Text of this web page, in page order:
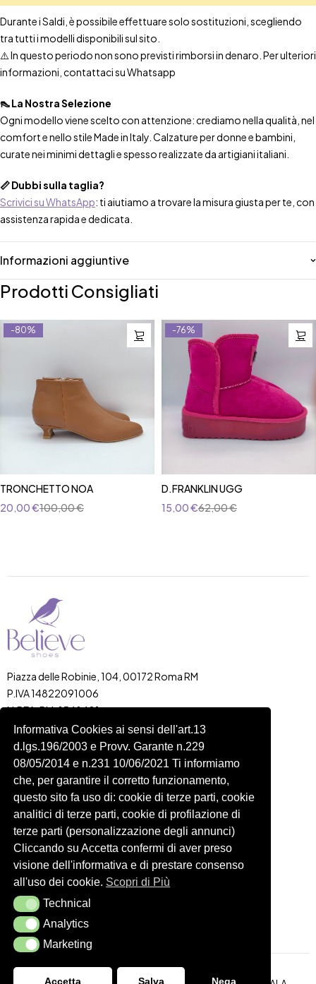
Informativa Cookies ai sensi dell'art.13
d.lgs.196/2003 e Provv. Garante n.229
08/05/2014 e n.231 10/06/2021 Ti informiamo
che, per garantire il corretto funzionamento,
questo sito fa uso di: cookie di terze parti, cookie
analitici di terze parti, cookie di profilazione di
terze parti (personalizzazione degli annunci)
Cliccando su Accetta confermi di aver preso
visione dell'informativa e di prestare consenso
all'uso dei cookie. Scopri di Più
Technical
Technical
Analytics
Analytics
Marketing
Marketing
Accetta Salva Nega
Durante i Saldi, è possibile effettuare solo sostituzioni, scegliendo
tra tutti i modelli disponibili sul sito.
⚠️ In questo periodo non sono previsti rimborsi in denaro. Per ulteriori
informazioni, contattaci su Whatsapp
👠 La Nostra Selezione
Ogni modello viene scelto con attenzione: crediamo nella qualità, nel
comfort e nello stile Made in Italy. Calzature per donne e bambini,
curate nei minimi dettagli e spesso realizzate da artigiani italiani.
📏 Dubbi sulla taglia?
Scrivici su WhatsApp: ti aiutiamo a trovare la misura giusta per te, con
assistenza rapida e dedicata.
Informazioni aggiuntive
Prodotti Consigliati
-80%
TRONCHETTO NOA
100,00€
20,00€
-76%
D.FRANKLIN UGG
62,00€
15,00€
Piazza delle Robinie, 104, 00172 Roma RM
P.IVA 14822091006
N.REA: RM-1548401
C.SOCIALE: €10,00
334 918 4321
Shop
Shop
Donna
Bambini
Accessori
Account
Carrello
Profilo
Ordini
Wishlist
Spedizioni e Resi